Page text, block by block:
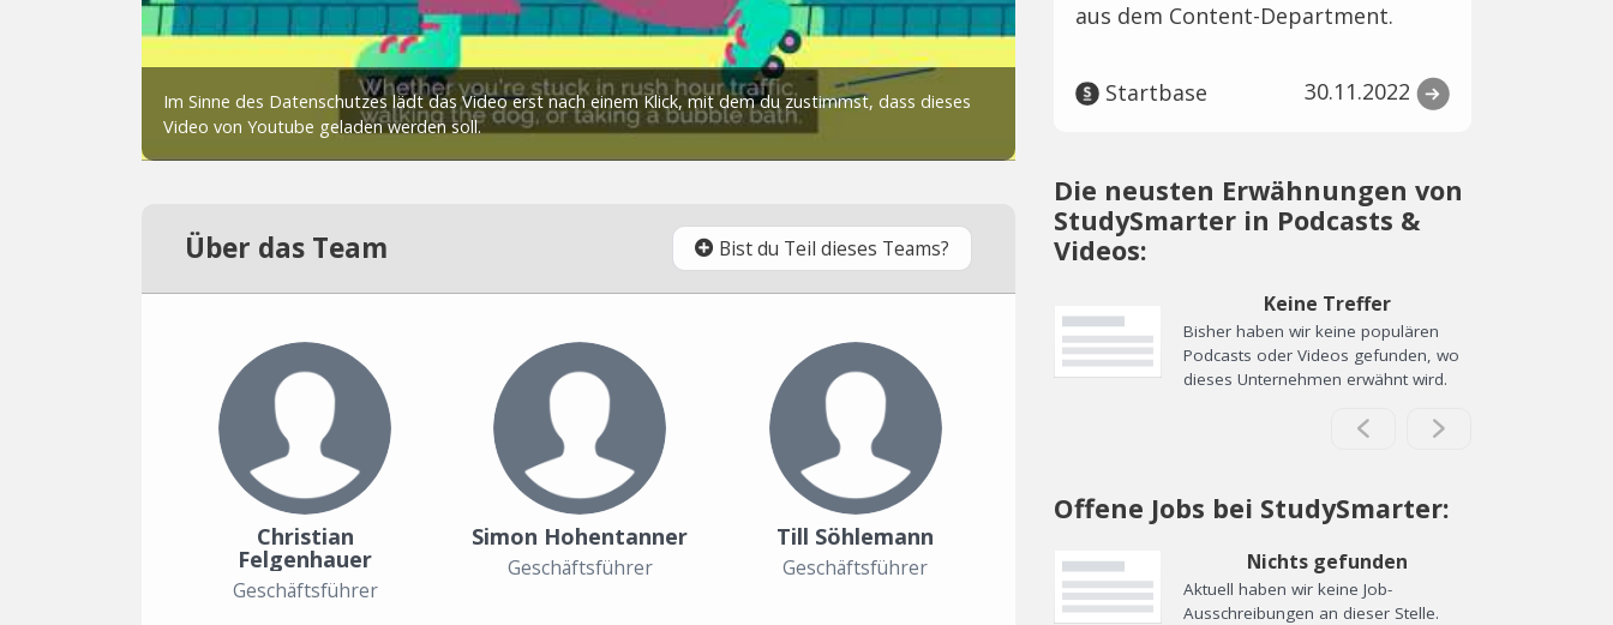
Über das Team Bist du Teil dieses Teams?
Christian
Felgenhauer
Geschäftsführer
Simon Hohentanner
Geschäftsführer
Till Söhlemann
Geschäftsführer
aus dem Content-Department.
Startbase 30.11.2022
Die neusten Erwähnungen von
StudySmarter in Podcasts &
Videos:
Keine Treffer
Bisher haben wir keine populären
Podcasts oder Videos gefunden, wo
dieses Unternehmen erwähnt wird.
Offene Jobs bei StudySmarter:
Nichts gefunden
Aktuell haben wir keine Job-
Ausschreibungen an dieser Stelle.